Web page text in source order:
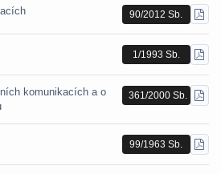
90/2012 Sb.
PDF
1/1993 Sb.
PDF
komunikacích a o
361/2000 Sb.
PDF
99/1963 Sb.
PDF